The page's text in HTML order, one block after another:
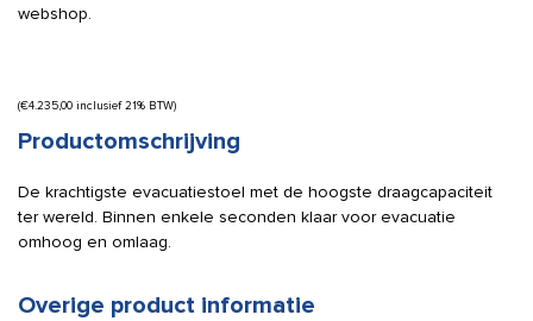
webshop.
(€4.235,00 inclusief 21% BTW)
Productomschrijving
De krachtigste evacuatiestoel met de hoogste draagcapaciteit
ter wereld. Binnen enkele seconden klaar voor evacuatie
omhoog en omlaag.
Overige product informatie